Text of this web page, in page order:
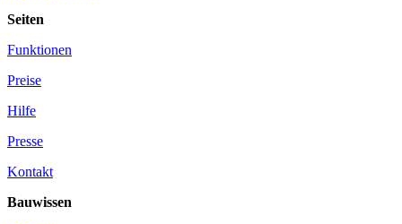
Seiten
Funktionen
Preise
Hilfe
Presse
Kontakt
Bauwissen